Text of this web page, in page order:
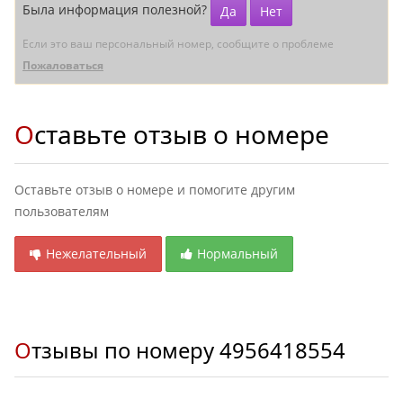
Была информация полезной?
Да Нет
Если это ваш персональный номер, сообщите о проблеме
Пожаловаться
Оставьте отзыв о номере
Оставьте отзыв о номере и помогите другим
пользователям
Нежелательный Нормальный
Отзывы по номеру4956418554